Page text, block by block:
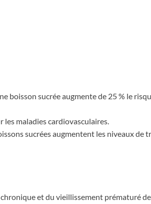
boisson sucrée augmente de 25 % le
les maladies cardiovasculaires.
sucrées augmentent les niveaux de
et du vieillissement prématuré